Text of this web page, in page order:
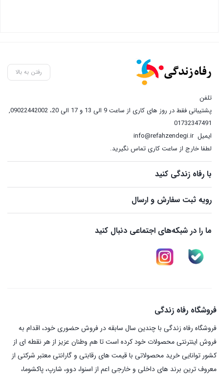
رفتن به بالا
تلفن
پشتیبانی فقط در روز های کاری از ساعت 9 الی 13 و 17 الی 20، 09022442002
,
01732347491
ایمیلinfo@refahzendegi.ir
لطفا خارج از ساعت کاری تماس نگیرید.
با رفاه زندگی کنید
رویه ثبت سفارش و ارسال
ما را در شبکه‌های اجتماعی دنبال کنید
فروشگاه رفاه زندگی
فروشگاه رفاه زندگی با چندین سال سابقه در فروش حضوری خود، اقدام به
فروش اینترنتی محصولات خود کرده است تا هم وطنان عزیز از هر نقطه ای از
کشور توانایی خرید محصولاتی با قیمت های رقابتی و گارانتی معتبر شرکتی از
معروف ترین برند های داخلی و خارجی اعم از اسنوا، دوو، شارپ، پاکشوما،